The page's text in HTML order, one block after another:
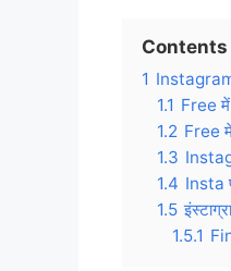
Contents
1
1.1 Free
1.2 Free
1.3
1.4 Insta
1.5
1.5.1